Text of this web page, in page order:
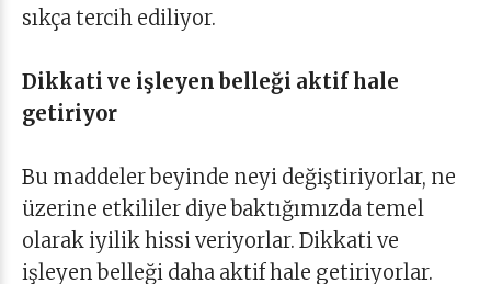
sıkça tercih ediliyor.
Dikkati ve işleyen belleği aktif hale
getiriyor
Bu maddeler beyinde neyi değiştiriyorlar, ne
üzerine etkililer diye baktığımızda temel
olarak iyilik hissi veriyorlar. Dikkati ve
işleyen belleği daha aktif hale getiriyorlar.